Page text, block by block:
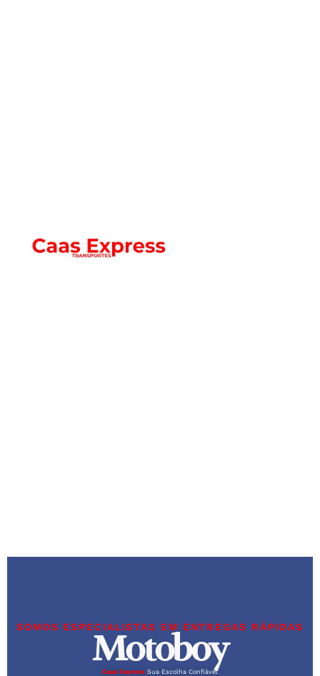
SOMOS ESPECIALISTAS EM ENTREGAS RÁPIDAS
Motoboy
Caas Express Sua Escolha Confiável